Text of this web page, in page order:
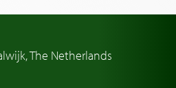
The Netherlands